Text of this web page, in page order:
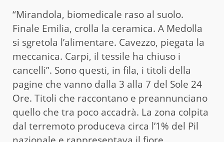
“Mirandola, biomedicale raso al suolo.
Finale Emilia, crolla la ceramica. A Medolla
si sgretola l’alimentare. Cavezzo, piegata la
meccanica. Carpi, il tessile ha chiuso i
cancelli”. Sono questi, in fila, i titoli della
pagine che vanno dalla 3 alla 7 del Sole 24
Ore. Titoli che raccontano e preannunciano
quello che tra poco accadrà. La zona colpita
dal terremoto produceva circa l’1% del Pil